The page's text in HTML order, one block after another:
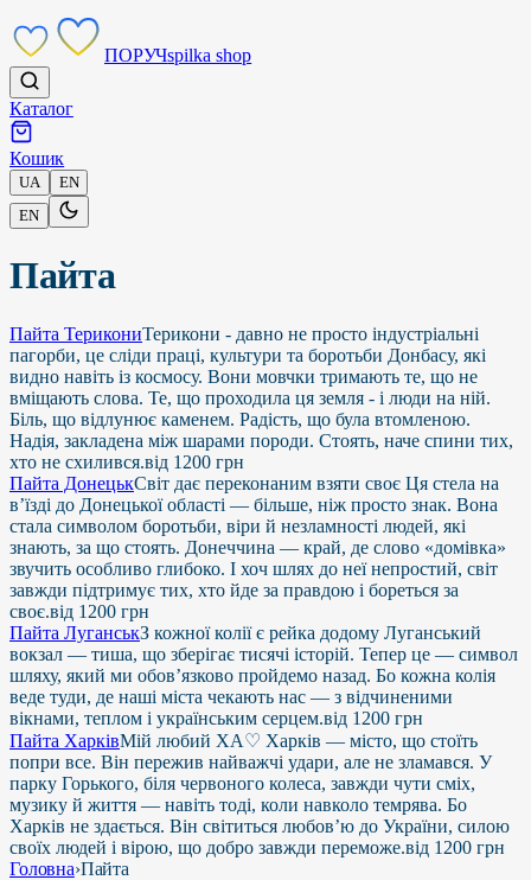
ПОРУЧspilka shop
Каталог
Кошик
UA
EN
EN
Пайта
Пайта ТерикониТерикони - давно не просто індустріальні
пагорби, це сліди праці, культури та боротьби Донбасу, які
видно навіть із космосу. Вони мовчки тримають те, що не
вміщають слова. Те, що проходила ця земля - і люди на ній.
Біль, що відлунює каменем. Радість, що була втомленою.
Надія, закладена між шарами породи. Стоять, наче спини тих,
хто не схилився.від 1200 грн
Пайта ДонецькСвіт дає переконаним взяти своє Ця стела на
в’їзді до Донецької області — більше, ніж просто знак. Вона
стала символом боротьби, віри й незламності людей, які
знають, за що стоять. Донеччина — край, де слово «домівка»
звучить особливо глибоко. І хоч шлях до неї непростий, світ
завжди підтримує тих, хто йде за правдою і бореться за
своє.від 1200 грн
Пайта ЛуганськЗ кожної колії є рейка додому Луганський
вокзал — тиша, що зберігає тисячі історій. Тепер це — символ
шляху, який ми обов’язково пройдемо назад. Бо кожна колія
веде туди, де наші міста чекають нас — з відчиненими
вікнами, теплом і українським серцем.від 1200 грн
Пайта ХарківМій любий ХА♡ Харків — місто, що стоїть
попри все. Він пережив найважчі удари, але не зламався. У
парку Горького, біля червоного колеса, завжди чути сміх,
музику й життя — навіть тоді, коли навколо темрява. Бо
Харків не здається. Він світиться любов’ю до України, силою
своїх людей і вірою, що добро завжди переможе.від 1200 грн
Головна›Пайта